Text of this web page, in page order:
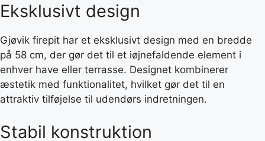
Eksklusivt design
Gjøvik firepit har et eksklusivt design med en bredde
på 58 cm, der gør det til et iøjnefaldende element i
enhver have eller terrasse. Designet kombinerer
æstetik med funktionalitet, hvilket gør det til en
attraktiv tilføjelse til udendørs indretningen.
Stabil konstruktion